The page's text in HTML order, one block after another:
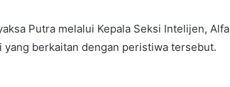
Putra melalui Kepala Seksi Intelijen, Alfa
berkaitan dengan peristiwa tersebut.